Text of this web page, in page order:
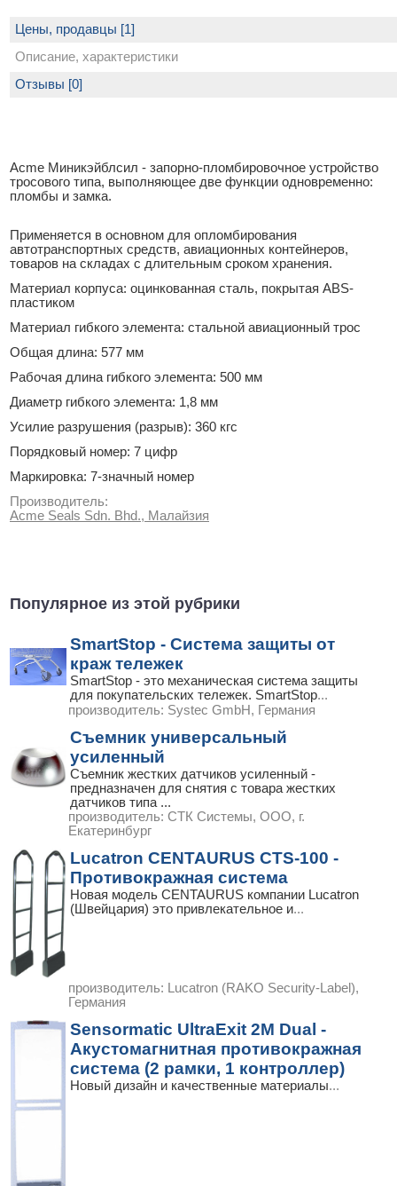
Цены, продавцы [1]
Описание, характеристики
Acme Миникэйблсил - запорно-пломбировочное устройство
тросового типа, выполняющее две функции одновременно:
пломбы и замка.
Применяется в основном для опломбирования
автотранспортных средств, авиационных контейнеров,
товаров на складах с длительным сроком хранения.
Материал корпуса: оцинкованная сталь, покрытая ABS-
пластиком
Материал гибкого элемента: стальной авиационный трос
Общая длина: 577 мм
Рабочая длина гибкого элемента: 500 мм
Диаметр гибкого элемента: 1,8 мм
Усилие разрушения (разрыв): 360 кгс
Порядковый номер: 7 цифр
Маркировка: 7-значный номер
Производитель:
Acme Seals Sdn. Bhd., Малайзия
Отзывы [0]
Популярное из этой рубрики
SmartStop - Система защиты от
краж тележек
SmartStop - это механическая система защиты
для покупательских тележек. SmartStop...
производитель: Systec GmbH, Германия
Съемник универсальный
усиленный
Съемник жестких датчиков усиленный -
предназначен для снятия с товара жестких
датчиков типа ...
производитель: СТК Системы, ООО, г.
Екатеринбург
Lucatron CENTAURUS CTS-100 -
Противокражная система
Новая модель CENTAURUS компании Lucatron
(Швейцария) это привлекательное и...
производитель:
Lucatron (RAKO Security-Label),
Германия
Sensormatic UltraExit 2M Dual -
Акустомагнитная противокражная
система (2 рамки, 1 контроллер)
Новый дизайн и качественные материалы...